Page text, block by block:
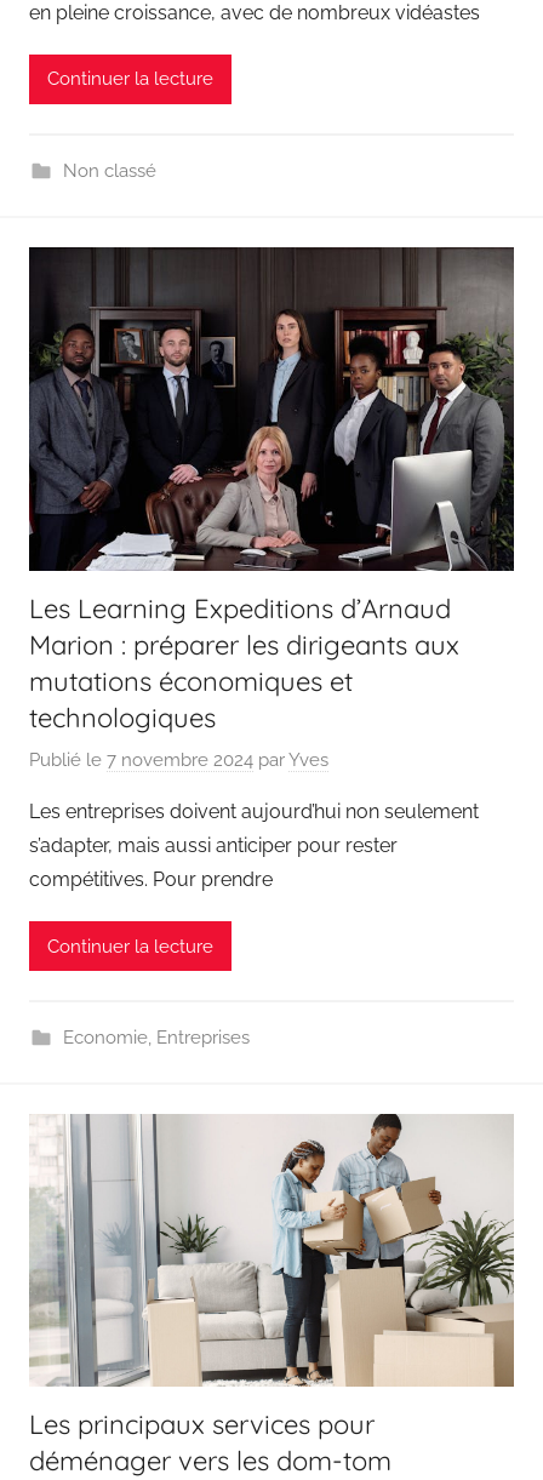
en pleine croissance, avec de nombreux vidéastes
Continuer la lecture
Non classé
Les Learning Expeditions d’Arnaud
Marion : préparer les dirigeants aux
mutations économiques et
technologiques
Publié le 7 novembre 2024 parYves
Les entreprises doivent aujourd’hui non seulement
s’adapter, mais aussi anticiper pour rester
compétitives. Pour prendre
Continuer la lecture
Economie, Entreprises
Les principaux services pour
déménager vers les dom-tom